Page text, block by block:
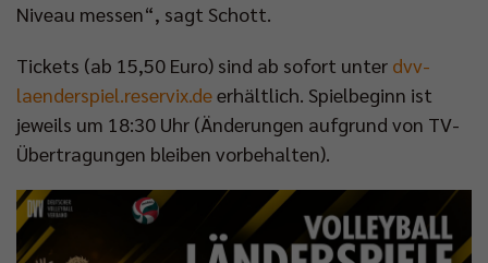
Niveau messen“, sagt Schott.
Tickets (ab 15,50 Euro) sind ab sofort unter dvv-
laenderspiel.reservix.deerhältlich. Spielbeginn ist
jeweils um 18:30 Uhr (Änderungen aufgrund von TV-
Übertragungen bleiben vorbehalten).